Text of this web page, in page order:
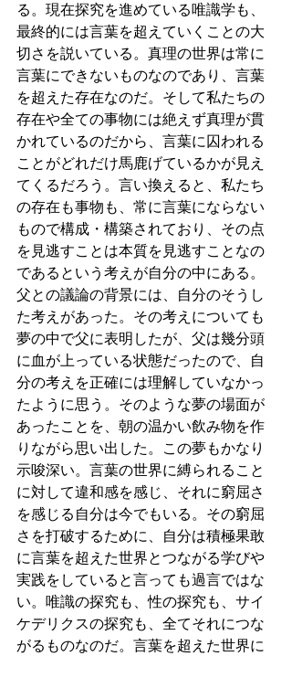
る。現在探究を進めている唯識学も、
最終的には言葉を超えていくことの大
切さを説いている。真理の世界は常に
言葉にできないものなのであり、言葉
を超えた存在なのだ。そして私たちの
存在や全ての事物には絶えず真理が貫
かれているのだから、言葉に囚われる
ことがどれだけ馬鹿げているかが見え
てくるだろう。言い換えると、私たち
の存在も事物も、常に言葉にならない
もので構成・構築されており、その点
を見逃すことは本質を見逃すことなの
であるという考えが自分の中にある。
父との議論の背景には、自分のそうし
た考えがあった。その考えについても
夢の中で父に表明したが、父は幾分頭
に血が上っている状態だったので、自
分の考えを正確には理解していなかっ
たように思う。そのような夢の場面が
あったことを、朝の温かい飲み物を作
りながら思い出した。この夢もかなり
示唆深い。言葉の世界に縛られること
に対して違和感を感じ、それに窮屈さ
を感じる自分は今でもいる。その窮屈
さを打破するために、自分は積極果敢
に言葉を超えた世界とつながる学びや
実践をしていると言っても過言ではな
い。唯識の探究も、性の探究も、サイ
ケデリクスの探究も、全てそれにつな
がるものなのだ。言葉を超えた世界に